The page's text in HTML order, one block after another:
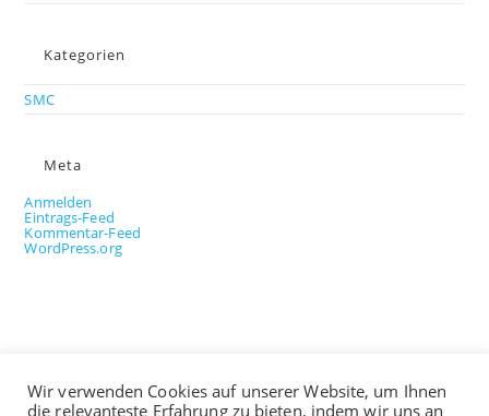
Kategorien
SMC
Meta
Anmelden
Eintrags-Feed
Kommentar-Feed
WordPress.org
Wir verwenden Cookies auf unserer Website, um Ihnen
die relevanteste Erfahrung zu bieten, indem wir uns an